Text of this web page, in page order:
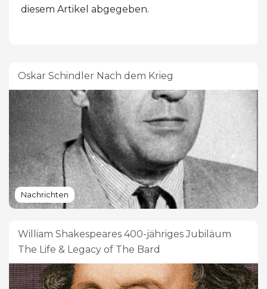
diesem Artikel abgegeben.
Oskar Schindler Nach dem Krieg
Nachrichten
William Shakespeares 400-jähriges Jubiläum
The Life & Legacy of The Bard